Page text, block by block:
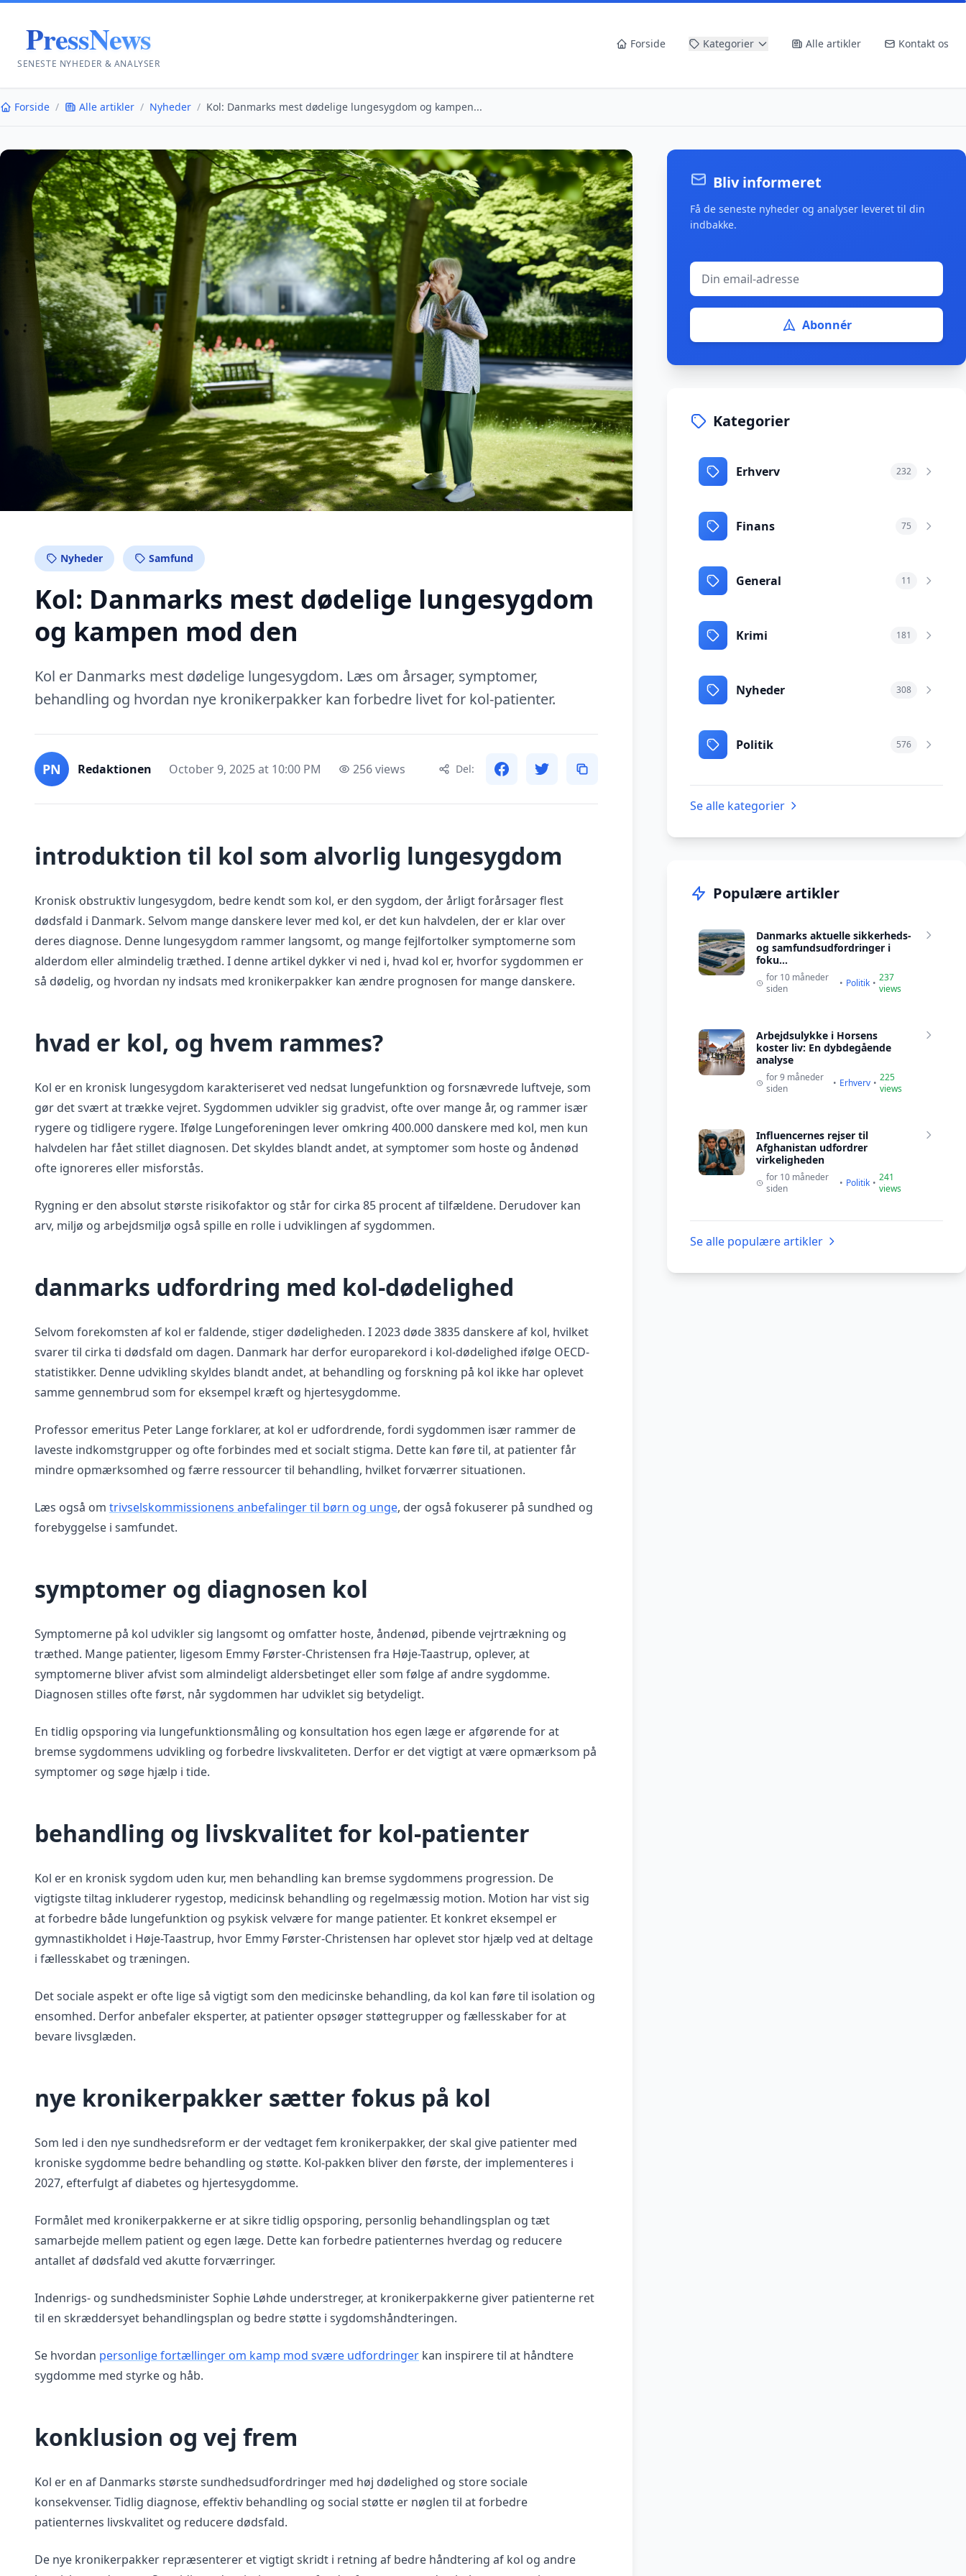
PressNews
SENESTE NYHEDER & ANALYSER
Forside Kategorier Alle artikler Kontakt os
Forside / Alle artikler / Nyheder / Kol: Danmarks mest dødelige lungesygdom og kampen...
Nyheder Samfund
Kol: Danmarks mest dødelige lungesygdom
og kampen mod den
Kol er Danmarks mest dødelige lungesygdom. Læs om årsager, symptomer,
behandling og hvordan nye kronikerpakker kan forbedre livet for kol-patienter.
PN Redaktionen October 9, 2025 at 10:00 PM 256 views Del:
introduktion til kol som alvorlig lungesygdom
Kronisk obstruktiv lungesygdom, bedre kendt som kol, er den sygdom, der årligt forårsager flest
dødsfald i Danmark. Selvom mange danskere lever med kol, er det kun halvdelen, der er klar over
deres diagnose. Denne lungesygdom rammer langsomt, og mange fejlfortolker symptomerne som
alderdom eller almindelig træthed. I denne artikel dykker vi ned i, hvad kol er, hvorfor sygdommen er
så dødelig, og hvordan ny indsats med kronikerpakker kan ændre prognosen for mange danskere.
hvad er kol, og hvem rammes?
Kol er en kronisk lungesygdom karakteriseret ved nedsat lungefunktion og forsnævrede luftveje, som
gør det svært at trække vejret. Sygdommen udvikler sig gradvist, ofte over mange år, og rammer især
rygere og tidligere rygere. Ifølge Lungeforeningen lever omkring 400.000 danskere med kol, men kun
halvdelen har fået stillet diagnosen. Det skyldes blandt andet, at symptomer som hoste og åndenød
ofte ignoreres eller misforstås.
Rygning er den absolut største risikofaktor og står for cirka 85 procent af tilfældene. Derudover kan
arv, miljø og arbejdsmiljø også spille en rolle i udviklingen af sygdommen.
danmarks udfordring med kol-dødelighed
Selvom forekomsten af kol er faldende, stiger dødeligheden. I 2023 døde 3835 danskere af kol, hvilket
svarer til cirka ti dødsfald om dagen. Danmark har derfor europarekord i kol-dødelighed ifølge OECD-
statistikker. Denne udvikling skyldes blandt andet, at behandling og forskning på kol ikke har oplevet
samme gennembrud som for eksempel kræft og hjertesygdomme.
Professor emeritus Peter Lange forklarer, at kol er udfordrende, fordi sygdommen især rammer de
laveste indkomstgrupper og ofte forbindes med et socialt stigma. Dette kan føre til, at patienter får
mindre opmærksomhed og færre ressourcer til behandling, hvilket forværrer situationen.
Læs også om trivselskommissionens anbefalinger til børn og unge, der også fokuserer på sundhed og
forebyggelse i samfundet.
symptomer og diagnosen kol
Symptomerne på kol udvikler sig langsomt og omfatter hoste, åndenød, pibende vejrtrækning og
træthed. Mange patienter, ligesom Emmy Førster-Christensen fra Høje-Taastrup, oplever, at
symptomerne bliver afvist som almindeligt aldersbetinget eller som følge af andre sygdomme.
Diagnosen stilles ofte først, når sygdommen har udviklet sig betydeligt.
En tidlig opsporing via lungefunktionsmåling og konsultation hos egen læge er afgørende for at
bremse sygdommens udvikling og forbedre livskvaliteten. Derfor er det vigtigt at være opmærksom på
symptomer og søge hjælp i tide.
behandling og livskvalitet for kol-patienter
Kol er en kronisk sygdom uden kur, men behandling kan bremse sygdommens progression. De
vigtigste tiltag inkluderer rygestop, medicinsk behandling og regelmæssig motion. Motion har vist sig
at forbedre både lungefunktion og psykisk velvære for mange patienter. Et konkret eksempel er
gymnastikholdet i Høje-Taastrup, hvor Emmy Førster-Christensen har oplevet stor hjælp ved at deltage
i fællesskabet og træningen.
Det sociale aspekt er ofte lige så vigtigt som den medicinske behandling, da kol kan føre til isolation og
ensomhed. Derfor anbefaler eksperter, at patienter opsøger støttegrupper og fællesskaber for at
bevare livsglæden.
nye kronikerpakker sætter fokus på kol
Som led i den nye sundhedsreform er der vedtaget fem kronikerpakker, der skal give patienter med
kroniske sygdomme bedre behandling og støtte. Kol-pakken bliver den første, der implementeres i
2027, efterfulgt af diabetes og hjertesygdomme.
Formålet med kronikerpakkerne er at sikre tidlig opsporing, personlig behandlingsplan og tæt
samarbejde mellem patient og egen læge. Dette kan forbedre patienternes hverdag og reducere
antallet af dødsfald ved akutte forværringer.
Indenrigs- og sundhedsminister Sophie Løhde understreger, at kronikerpakkerne giver patienterne ret
til en skræddersyet behandlingsplan og bedre støtte i sygdomshåndteringen.
Se hvordan personlige fortællinger om kamp mod svære udfordringer kan inspirere til at håndtere
sygdomme med styrke og håb.
konklusion og vej frem
Kol er en af Danmarks største sundhedsudfordringer med høj dødelighed og store sociale
konsekvenser. Tidlig diagnose, effektiv behandling og social støtte er nøglen til at forbedre
patienternes livskvalitet og reducere dødsfald.
De nye kronikerpakker repræsenterer et vigtigt skridt i retning af bedre håndtering af kol og andre
Bliv informeret
Få de seneste nyheder og analyser leveret til din
indbakke.
Abonnér
Kategorier
Erhverv 232
Finans 75
General 11
Krimi 181
Nyheder 308
Politik 576
Se alle kategorier
Populære artikler
Danmarks aktuelle sikkerheds-
og samfundsudfordringer i
foku...
for 10 måneder
siden
• Politik • 237
views
Arbejdsulykke i Horsens
koster liv: En dybdegående
analyse
for 9 måneder
siden
• Erhverv • 225
views
Influencernes rejser til
Afghanistan udfordrer
virkeligheden
for 10 måneder
siden
• Politik • 241
views
Se alle populære artikler